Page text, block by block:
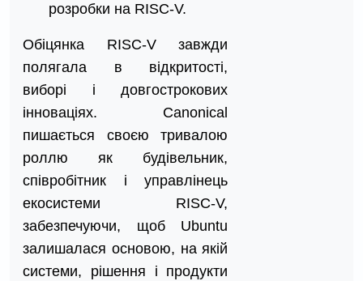
розробки на RISC-V.
Обіцянка RISC-V завжди
полягала в відкритості,
виборі і довгострокових
інноваціях. Canonical
пишається своєю тривалою
роллю як будівельник,
співробітник і управлінець
екосистеми RISC-V,
забезпечуючи, щоб Ubuntu
залишалася основою, на якій
системи, рішення і продукти